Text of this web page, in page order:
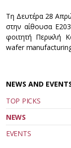
Τη Δευτέρα 28
στην αίθουσα
φοιτητή Περικλή
wafer
NEWS AND
TOP PICKS
NEWS
EVENTS